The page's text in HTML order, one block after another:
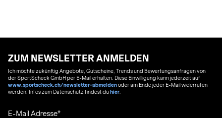
ZUM NEWSLETTER ANMELDEN
Ich möchte zukünftig Angebote, Gutscheine, Trends und Bewertungsanfragen von
der SportScheck GmbH per E-Mail erhalten. Diese Einwilligung kann jederzeit auf
www.sportscheck.ch/newsletter-abmeldenoder am Ende jeder E-Mail widerrufen
werden. Infos zum Datenschutz findest duhier
E-Mail Adresse